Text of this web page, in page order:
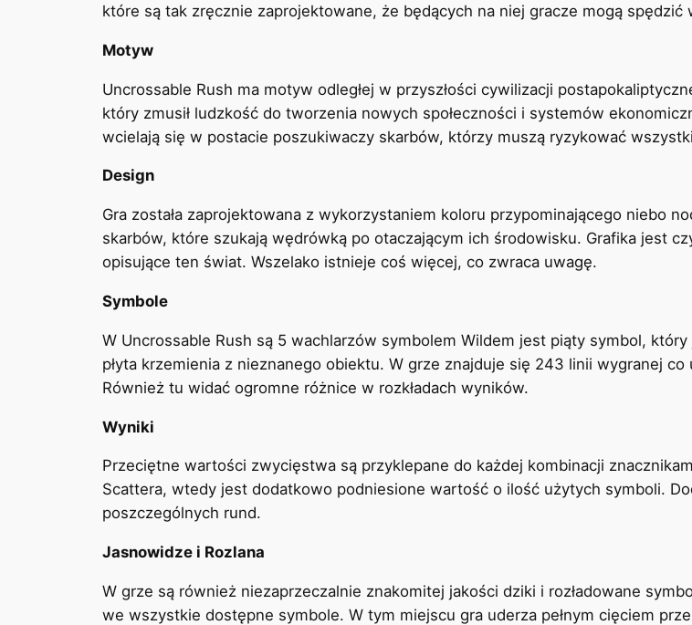
które są tak zręcznie zaprojektowane, że będących na niej gracze mogą spędzić
Motyw
Uncrossable Rush ma motyw odległej w przyszłości cywilizacji
który zmusił ludzkość do tworzenia nowych społeczności i systemów
wcielają się w postacie poszukiwaczy skarbów, którzy muszą ryzykować
Design
Gra została zaprojektowana z wykorzystaniem koloru przypominającego niebo
skarbów, które szukają wędrówką po otaczającym ich środowisku. Grafika jest
opisujące ten świat. Wszelako istnieje coś więcej, co zwraca uwagę.
Symbole
W Uncrossable Rush są 5 wachlarzów symbolem Wildem jest piąty symbol,
płyta krzemienia z nieznanego obiektu. W grze znajduje się 243 linii wygranej
Również tu widać ogromne różnice w rozkładach wyników.
Wyniki
Przeciętne wartości zwycięstwa są przyklepane do każdej kombinacji
Scattera, wtedy jest dodatkowo podniesione wartość o ilość użytych symboli.
poszczególnych rund.
Jasnowidze i Rozlana
W grze są również niezaprzeczalnie znakomitej jakości dziki i rozładowane
we wszystkie dostępne symbole. W tym miejscu gra uderza pełnym cięciem